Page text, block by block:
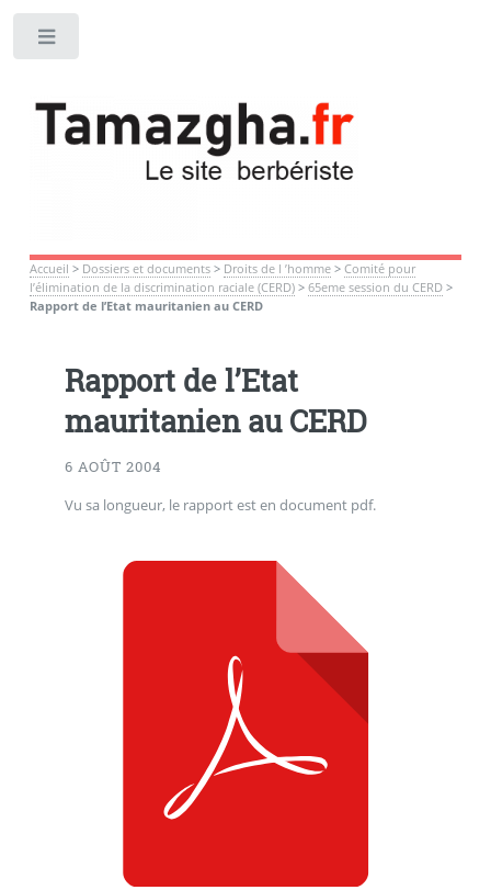
Accueil > Dossiers et documents> Droits de l ’homme> Comité pour
l’élimination de la discrimination raciale (CERD)> 65eme session du CERD>
Rapport de l’Etat mauritanien au CERD
Rapport de l’Etat
mauritanien au CERD
6 AOÛT 2004
Vu sa longueur, le rapport est en document pdf.